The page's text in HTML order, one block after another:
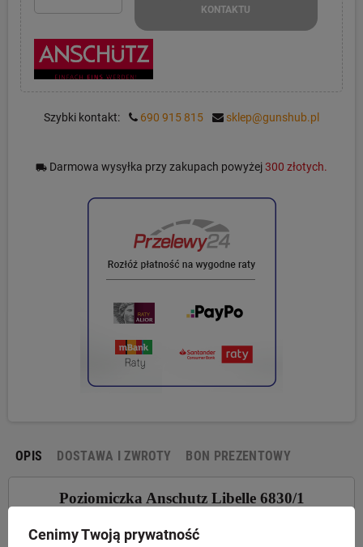
KONTAKTU
Szybki kontakt: 690 915 815 sklep@gunshub.pl
local_shipping Darmowa wysyłka przy zakupach powyżej300 złotych.
OPIS DOSTAWA I ZWROTY BON PREZENTOWY
Poziomiczka Anschutz Libelle 6830/1
Cenimy Twoją prywatność